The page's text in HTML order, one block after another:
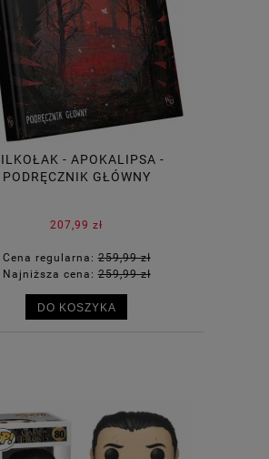
- APOKALIPSA -
PODRĘCZNIK GŁÓWNY
207,99 zł
Cena regularna:259,99 zł
Najniższa cena:259,99 zł
DO KOSZYKA